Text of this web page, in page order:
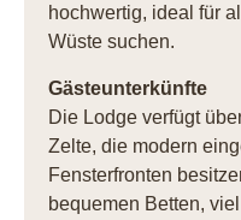
hochwertig, ideal für
Wüste suchen.
Gästeunterkünfte
Die Lodge verfügt
Zelte, die modern
Fensterfronten
bequemen Betten,